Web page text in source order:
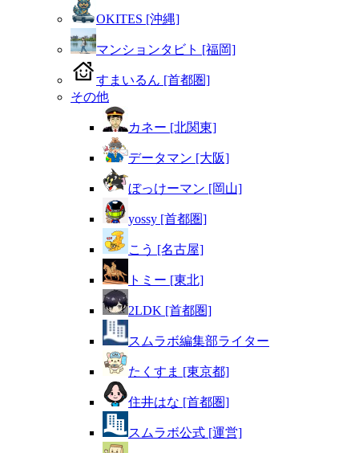
OKITES [沖縄]
マンションタビト [福岡]
すまいるん [首都圏]
その他
カネー [北関東]
データマン [大阪]
ぼっけーマン [岡山]
yossy [首都圏]
こう [名古屋]
トミー [東北]
2LDK [首都圏]
スムラボ編集部ライター
たくすま [東京都]
住井はな [首都圏]
スムラボ公式 [運営]